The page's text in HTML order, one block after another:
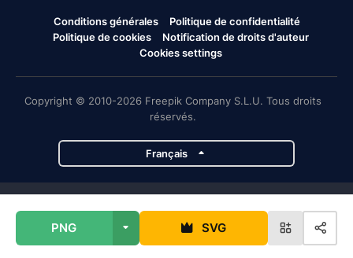
PNG SVG
Conditions générales
Politique de confidentialité
Politique de cookies
Notification de droits d'auteur
Cookies settings
Copyright © 2010-2026 Freepik Company S.L.U. Tous droits
réservés.
Français